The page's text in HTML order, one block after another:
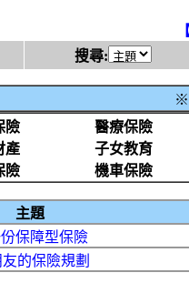
搜尋:
※
險
醫療保險
產
子女教育
險 機車保險
主題
保障型保險
的保險規劃